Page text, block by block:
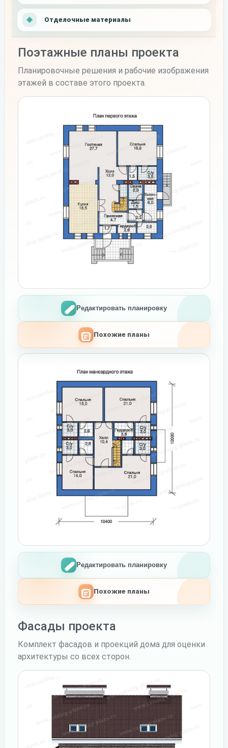
Отделочные материалы
Поэтажные планы проекта
Планировочные решения и рабочие изображения
этажей в составе этого проекта.
Редактировать планировку
Похожие планы
Редактировать планировку
Похожие планы
Фасады проекта
Комплект фасадов и проекций дома для оценки
архитектуры со всех сторон.